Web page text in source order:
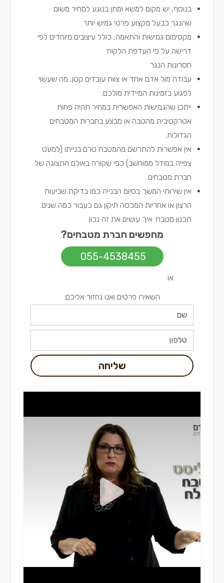
בנוסף, יש מקום למשא ומתן בנוגע למחיר משום
שהנגר כבעל מקצוע פרטי גמיש יותר.
מקסימום גמישות והתאמה, כולל עיצובים מיוחדים לפי
דרישה על פי העדפת הלקוח
חסרונות הנגר
עבודה מול אדם אחד או צוות עובדים קטן, מה שעשוי
לפגוע בזמינות המיידית מולכם.
ייתכן שהגמישות האפשרית במחיר תהיה פחות
אטרקטיבית מהטבה או מבצע בחברות המטבחים
הגדולות.
אין אפשרות להתרשם מהמטבח טרם בנייתו (למעט
צפייה במודל ממוחשב) כפי שקורה באולם התצוגה של
חברת מטבחים.
אין שירותי המשך בסיום הבנייה כמו בדיקת שביעות
הרצון או אחריות המכסה תיקון גם כעבור כמה שנים.
תכנון מטבח: איך עושים את זה נכון
מחפשים חברת מטבחים?
055-4538455
או
השאירו פרטים ואנו נחזור אליכם:
שליחה